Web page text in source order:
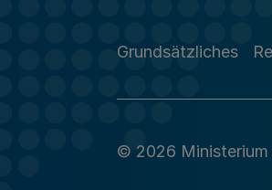
Grundsätzliches
© 2026 Ministerium